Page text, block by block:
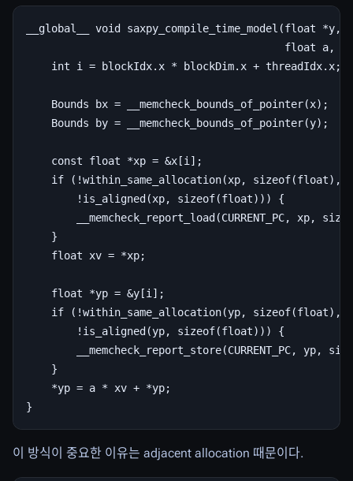
__global__ void saxpy_compile_time_model(float
float a,
    int i = blockIdx.x * blockDim.x + threadIdx.x;
Bounds bx = __memcheck_bounds_of_pointer(x);
    Bounds by = __memcheck_bounds_of_pointer(y);
    const float *xp = &x[i];
if (!within_same_allocation(xp, sizeof(float),
        !is_aligned(xp, sizeof(float))) {
__memcheck_report_load(CURRENT_PC, xp,
    }
    float xv = *xp;
    float *yp = &y[i];
if (!within_same_allocation(yp, sizeof(float),
        !is_aligned(yp, sizeof(float))) {
__memcheck_report_store(CURRENT_PC, yp,
    }
    *yp = a * xv + *yp;
이 방식이 중요한 이유는 adjacent allocation 때문이다.